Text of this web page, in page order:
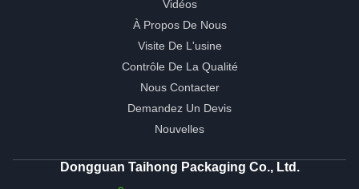
Vidéos
À Propos De Nous
Visite De L'usine
Contrôle De La Qualité
Nous Contacter
Demandez Un Devis
Nouvelles
Dongguan Taihong Packaging Co., Ltd.